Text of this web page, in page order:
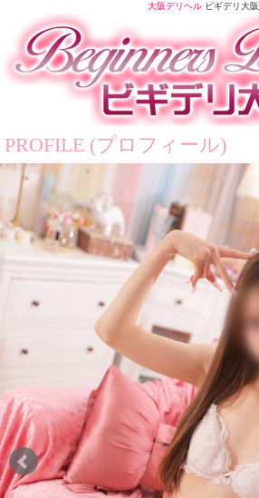
大阪デリヘル ビギデリ大阪
PROFILE (プロフィール)